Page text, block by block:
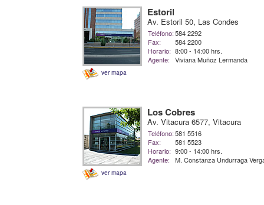
ver mapa
Estoril
Av. Estoril 50, Las Condes
Teléfono:584 2292
Fax:
584 2200
Horario: 8:00 - 14:00 hrs.
Agente:
Viviana Muñoz Lermanda
ver mapa
Los Cobres
Av. Vitacura 6577, Vitacura
Teléfono:581 5516
Fax:
581 5523
Horario: 9:00 - 14:00 hrs.
Agente:
M. Constanza Undurraga